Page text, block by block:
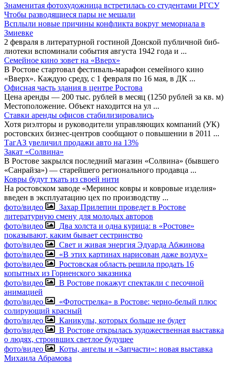
Знаменитая фотохудожница встретилась со студентами РГСУ
Чтобы разводящиеся пары не мешали
Всплыли новые причины конфликта вокруг мемориала в
Змиевке
2 февраля в литературной гос­тиной Донской публичной биб­
лиотеки вспоминали события августа 1942 года и ...
Семейное кино зовет на «Вверх»
В Ростове стартовал фестиваль-марафон семейного кино
«Вверх». Каждую среду, с 1 февраля по 16 мая, в ДК ...
Офисная часть здания в центре Ростова
Цена аренды — 200 тыс. рублей в месяц (1250 рублей за кв. м)
Местоположение. Объект находится на ул ...
Ставки аренды офисов стабилизировались
Хотя риэлторы и руководители управляющих компаний (УК)
ростовских бизнес-центров сообщают о повышении в 2011 ...
ТагАЗ увеличил продажи авто на 13%
Закат «Солвина»
В Ростове закрылся последний магазин «Солвина» (бывшего
«Санрайза») — старейшего регионального продавца ...
Ковры будут ткать из своей нити
На ростовском заводе «Меринос ковры и ковровые изделия»
введен в эксплуатацию цех по производству ...
фото/видео
Захар Прилепин проведет в Ростове
литературную смену для молодых авторов
фото/видео
Два холста и одна курица: в «Ростове»
показывают, каким бывает сестринство
фото/видео
Свет и живая энергия Эдуарда Абжинова
фото/видео
«В этих картинах нарисован даже воздух»
фото/видео
Ростовская область решила продать 16
копытных из Горненского заказника
фото/видео
В Ростове покажут спектакли с песочной
анимацией
фото/видео
«Фотострелка» в Ростове: черно-белый плюс
солирующий красный
фото/видео
Каникулы, которых больше не будет
фото/видео
В Ростове открылась художественная выставка
о людях, строивших светлое будущее
фото/видео
Коты, ангелы и «Запчасти»: новая выставка
Михаила Абрамова